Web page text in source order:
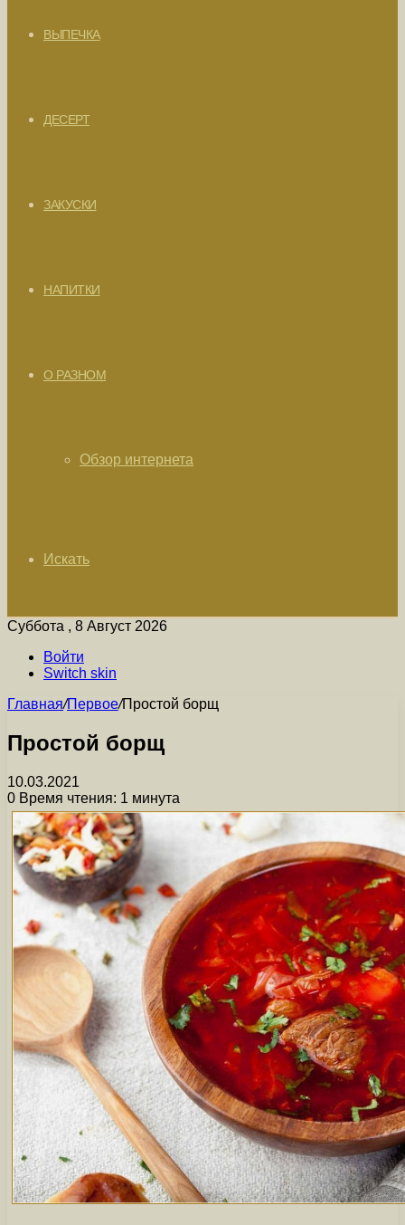
ВЫПЕЧКА
ДЕСЕРТ
ЗАКУСКИ
НАПИТКИ
О РАЗНОМ
Обзор интернета
Искать
Суббота , 8 Август 2026
Войти
Switch skin
Главная/Первое/Простой борщ
Простой борщ
10.03.2021
0 Время чтения: 1 минута